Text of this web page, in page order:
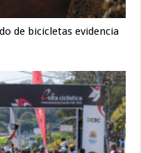
de bicicletas evidencia